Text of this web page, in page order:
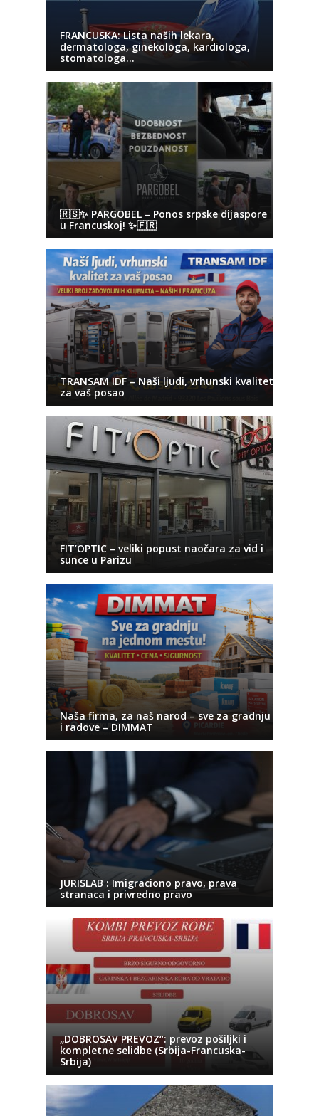
FRANCUSKA: Lista naših lekara,
dermatologa, ginekologa, kardiologa,
stomatologa…
🇷🇸✨ PARGOBEL – Ponos srpske dijaspore
u Francuskoj! ✨🇫🇷
TRANSAM IDF – Naši ljudi, vrhunski kvalitet
za vaš posao
FIT’OPTIC – veliki popust naočara za vid i
sunce u Parizu
Naša firma, za naš narod – sve za gradnju
i radove – DIMMAT
JURISLAB : Imigraciono pravo, prava
stranaca i privredno pravo
„DOBROSAV PREVOZ“: prevoz pošiljki i
kompletne selidbe (Srbija-Francuska-
Srbija)